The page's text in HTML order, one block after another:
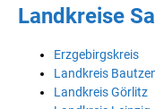
Landkreise
Erzgebirgskreis
Landkreis
Landkreis Görlitz